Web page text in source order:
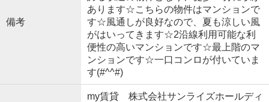
備考
あります☆こちらの物件はマンションで
す☆風通しが良好なので、夏も涼しい風
がはいってきます☆2沿線利用可能な利
便性の高いマンションです☆最上階のマ
ンションです☆一口コンロが付いていま
す(#^^#)
my賃貸 株式会社サンライズホールディ